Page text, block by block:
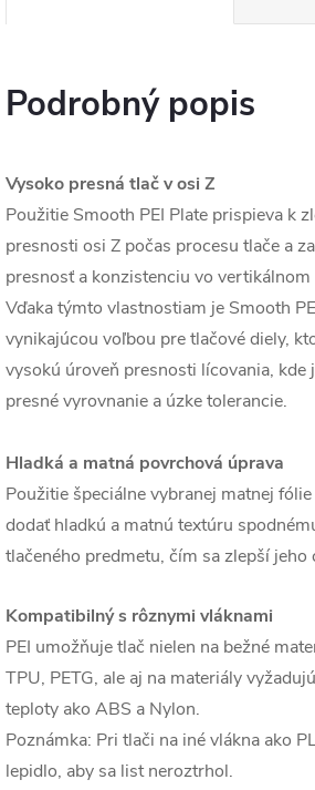
Podrobný popis
Vysoko presná tlač v osi Z
Použitie Smooth PEI Plate prispieva k
presnosti osi Z počas procesu tlače a
presnosť a konzistenciu vo vertikálnom
Vďaka týmto vlastnostiam je Smooth
vynikajúcou voľbou pre tlačové diely,
vysokú úroveň presnosti lícovania, kde
presné vyrovnanie a úzke tolerancie.
Hladká a matná povrchová úprava
Použitie špeciálne vybranej matnej
dodať hladkú a matnú textúru
tlačeného predmetu, čím sa zlepší jeho
Kompatibilný s rôznymi vláknami
PEI umožňuje tlač nielen na bežné
TPU, PETG, ale aj na materiály
teploty ako ABS a Nylon.
Poznámka: Pri tlači na iné vlákna ako
lepidlo, aby sa list neroztrhol.